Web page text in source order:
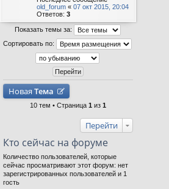
old_forum « 07 окт 2015, 20:04
Ответов: 3
Показать темы за:
Сортировать по:
Новая Тема
10 тем • Страница 1 из 1
Перейти
Кто сейчас на форуме
Количество пользователей, которые
сейчас просматривают этот форум: нет
зарегистрированных пользователей и 1
гость